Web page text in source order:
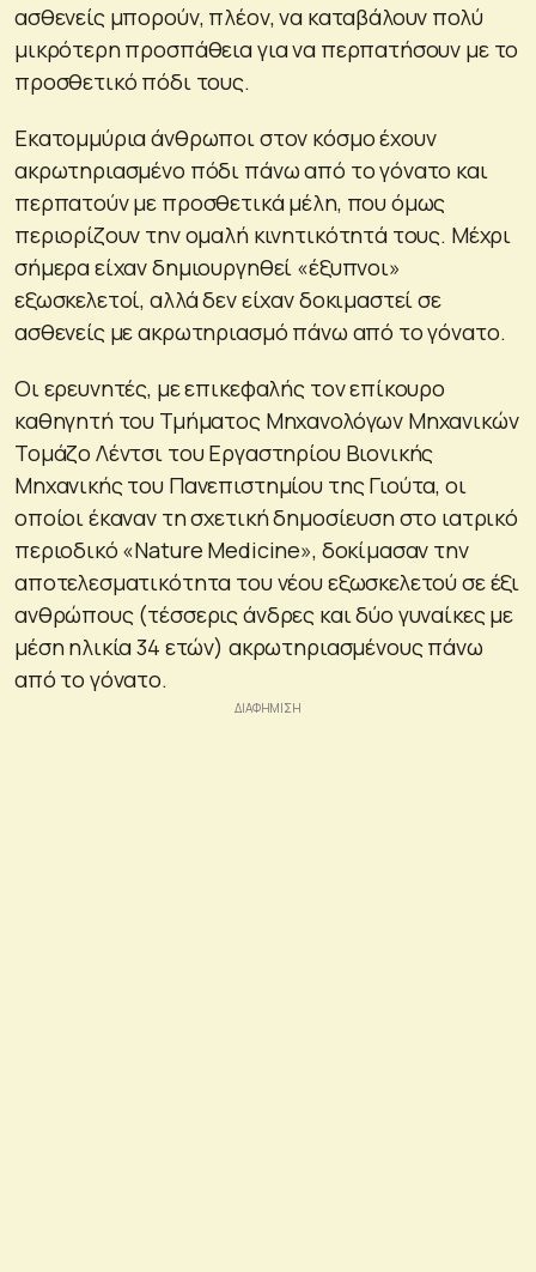
ασθενείς μπορούν, πλέον, να καταβάλουν πολύ
μικρότερη προσπάθεια για να περπατήσουν με το
προσθετικό πόδι τους.
Εκατομμύρια άνθρωποι στον κόσμο έχουν
ακρωτηριασμένο πόδι πάνω από το γόνατο και
περπατούν με προσθετικά μέλη, που όμως
περιορίζουν την ομαλή κινητικότητά τους. Μέχρι
σήμερα είχαν δημιουργηθεί «έξυπνοι»
εξωσκελετοί, αλλά δεν είχαν δοκιμαστεί σε
ασθενείς με ακρωτηριασμό πάνω από το γόνατο.
Οι ερευνητές, με επικεφαλής τον επίκουρο
καθηγητή του Τμήματος Μηχανολόγων Μηχανικών
Τομάζο Λέντσι του Εργαστηρίου Βιονικής
Μηχανικής του Πανεπιστημίου της Γιούτα, οι
οποίοι έκαναν τη σχετική δημοσίευση στο ιατρικό
περιοδικό «Nature Medicine», δοκίμασαν την
αποτελεσματικότητα του νέου εξωσκελετού σε έξι
ανθρώπους (τέσσερις άνδρες και δύο γυναίκες με
μέση ηλικία 34 ετών) ακρωτηριασμένους πάνω
από το γόνατο.